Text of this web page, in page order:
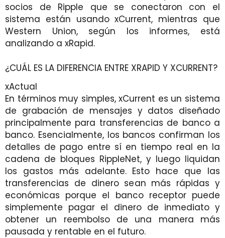
socios de Ripple que se conectaron con el
sistema están usando xCurrent, mientras que
Western Union, según los informes, está
analizando a xRapid.
¿CUÁL ES LA DIFERENCIA ENTRE XRAPID Y XCURRENT?
xActual
En términos muy simples, xCurrent es un sistema
de grabación de mensajes y datos diseñado
principalmente para transferencias de banco a
banco. Esencialmente, los bancos confirman los
detalles de pago entre sí en tiempo real en la
cadena de bloques RippleNet, y luego liquidan
los gastos más adelante. Esto hace que las
transferencias de dinero sean más rápidas y
económicas porque el banco receptor puede
simplemente pagar el dinero de inmediato y
obtener un reembolso de una manera más
pausada y rentable en el futuro.